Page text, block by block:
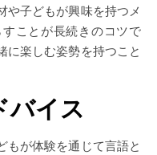
や子どもが興味を持つメ
ことが長続きのコツで
に楽しむ姿勢を持つこと
バイス
もが体験を通じて言語と